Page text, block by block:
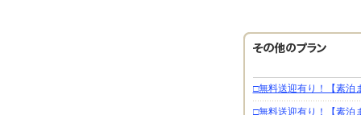
□無料送迎有り！【素泊
□無料送迎有り！【素泊